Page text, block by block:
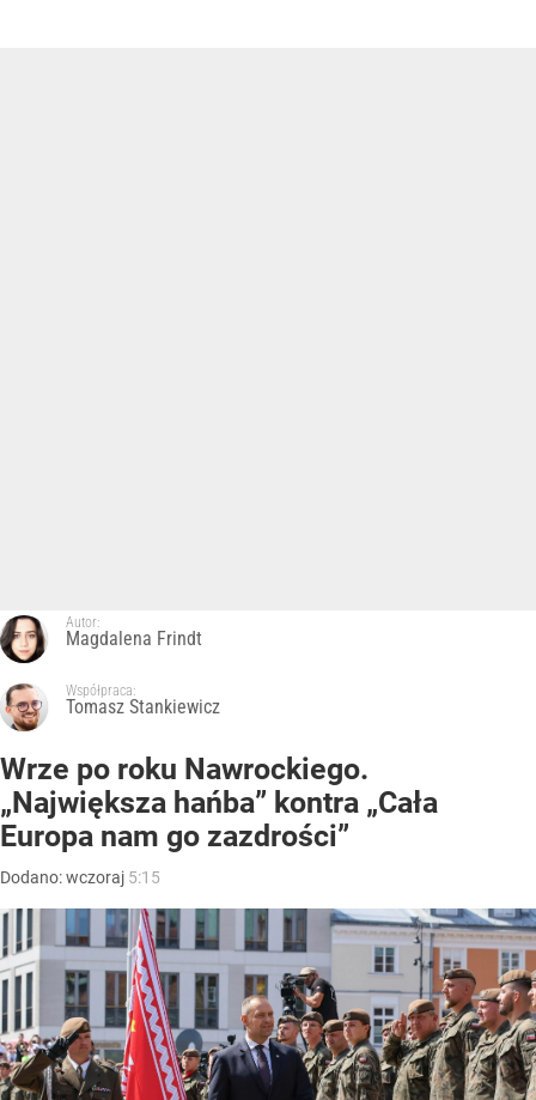
Autor:
Magdalena Frindt
Współpraca:
Tomasz Stankiewicz
Wrze po roku Nawrockiego.
„Największa hańba” kontra „Cała
Europa nam go zazdrości”
Dodano:wczoraj 5:15